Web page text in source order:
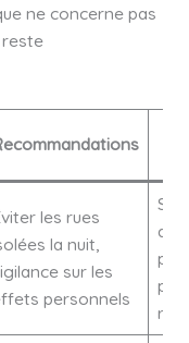
ne concerne pas
reste
les rues
la nuit,
sur les
personnels